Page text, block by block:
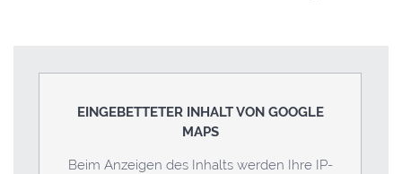
EINGEBETTETER INHALT VON GOOGLE
MAPS
Beim Anzeigen des Inhalts werden Ihre IP-